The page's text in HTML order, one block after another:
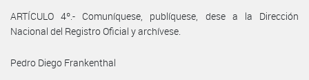
ARTÍCULO 4º.- Comuníquese, publíquese, dese a la Dirección
Nacional del Registro Oficial y archívese.
Pedro Diego Frankenthal